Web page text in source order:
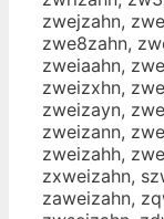
zwejzahn,
zwe8zahn,
zweiaahn,
zweizxhn,
zweizayn,
zweizann,
zweizahh,
zxweizahn,
zaweizahn,